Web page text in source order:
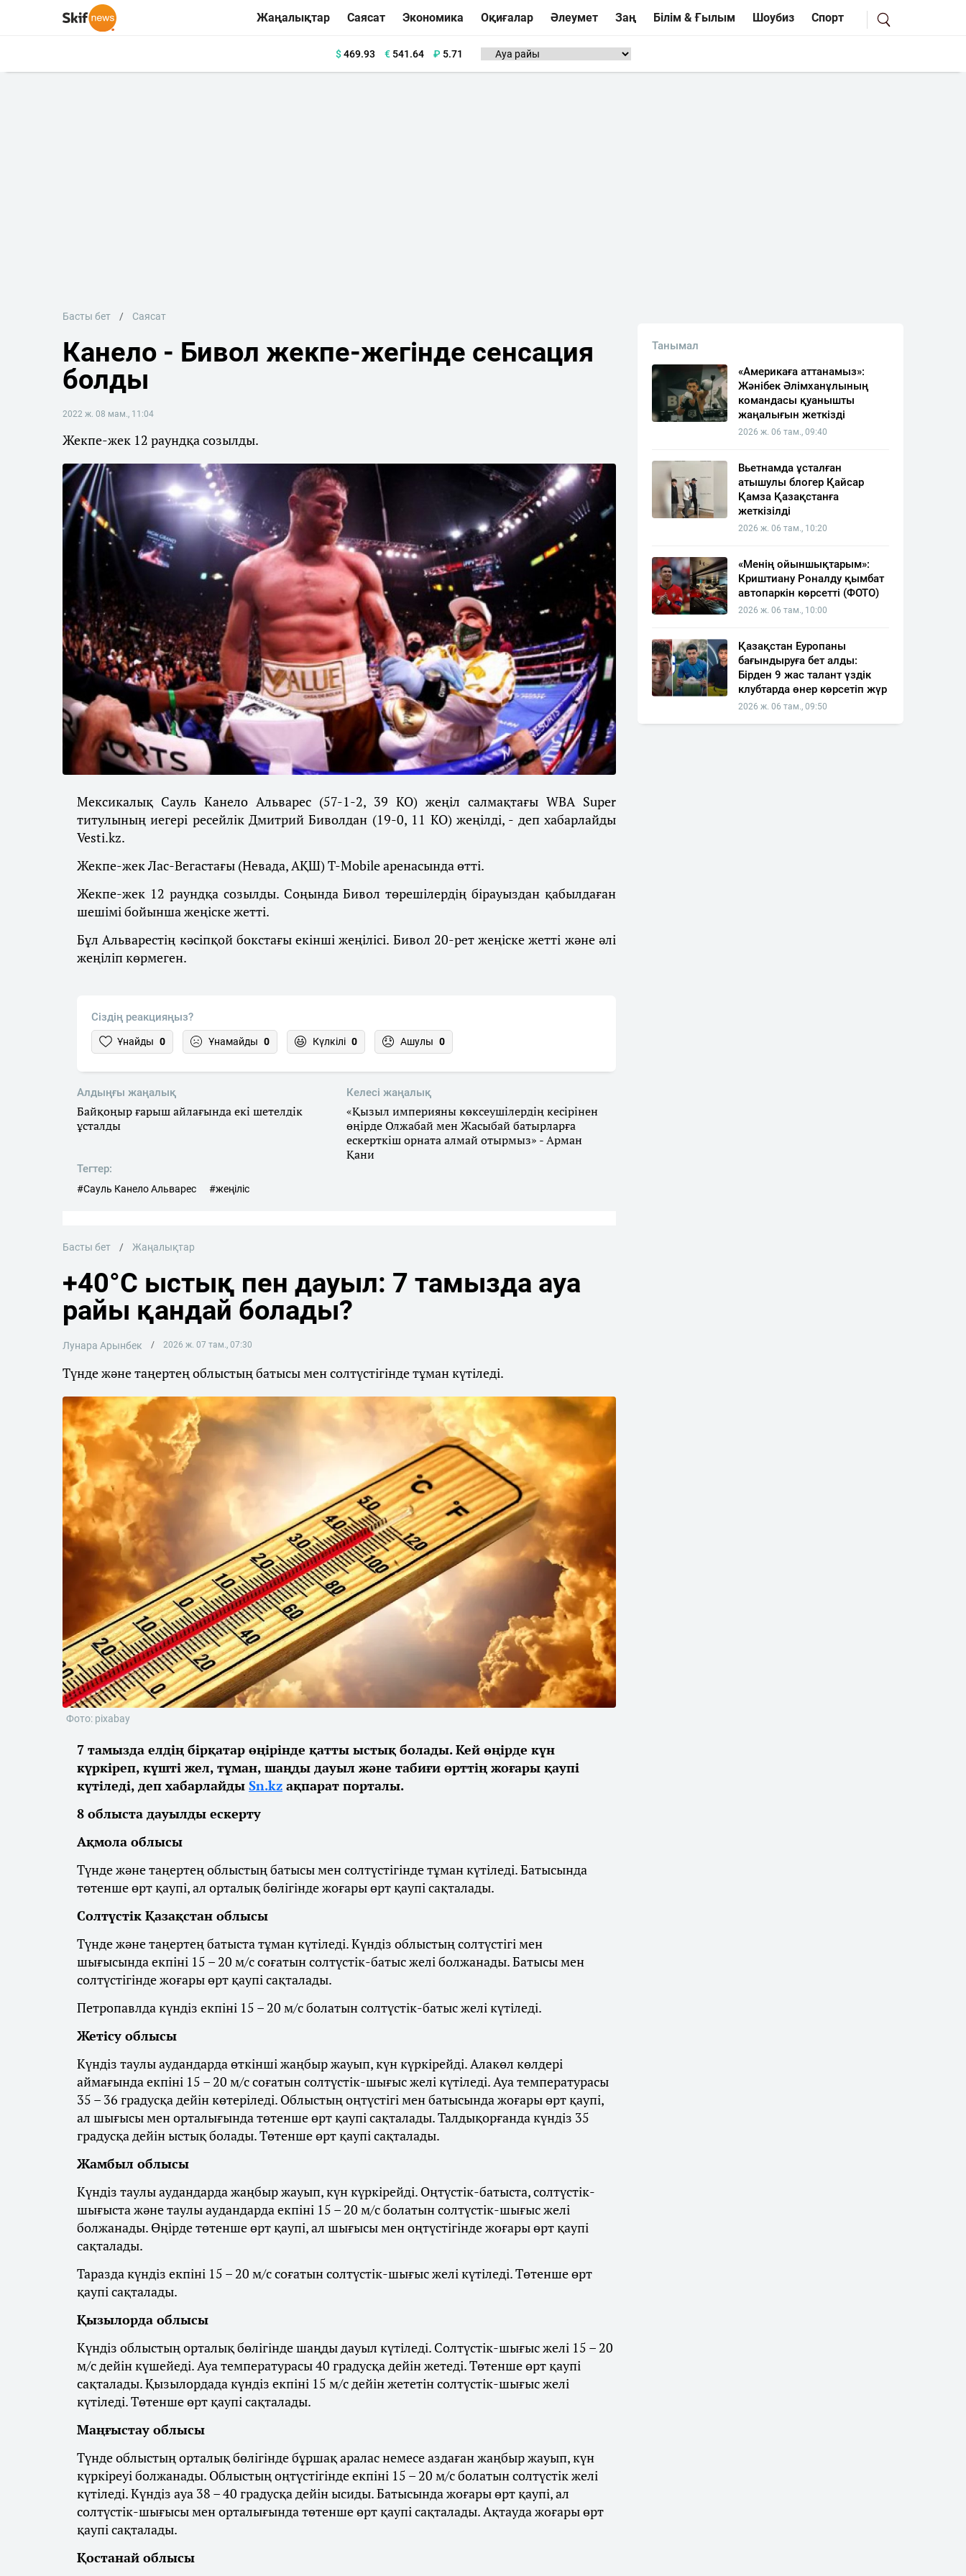
Жаңалықтар Саясат Экономика Оқиғалар Әлеумет Заң Білім & Ғылым Шоубиз Спорт
$469.93 €541.64 ₽ 5.71
Басты бет Саясат
Канело - Бивол жекпе-жегінде сенсация
болды
2022 ж. 08 мам., 11:04
Жекпе-жек 12 раундқа созылды.
Мексикалық Сауль Канело Альварес (57-1-2, 39 KO) жеңіл салмақтағы WBA Super
титулының иегері ресейлік Дмитрий Биволдан (19-0, 11 КО) жеңілді, - деп хабарлайды
Vesti.kz.
Жекпе-жек Лас-Вегастағы (Невада, АҚШ) T-Mobile аренасында өтті.
Жекпе-жек 12 раундқа созылды. Соңында Бивол төрешілердің бірауыздан қабылдаған
шешімі бойынша жеңіске жетті.
Бұл Альварестің кәсіпқой бокстағы екінші жеңілісі. Бивол 20-рет жеңіске жетті және әлі
жеңіліп көрмеген.
Сіздің реакцияңыз?
Ұнайды 0 Ұнамайды 0 Күлкілі 0 Ашулы 0
Алдыңғы жаңалық
Байқоңыр ғарыш айлағында екі шетелдік
ұсталды
Келесі жаңалық
«Қызыл империяны көксеушілердің кесірінен
өңірде Олжабай мен Жасыбай батырларға
ескерткіш орната алмай отырмыз» - Арман
Қани
Тегтер:
#Сауль Канело Альварес #жеңіліс
Басты бет Жаңалықтар
+40°C ыстық пен дауыл: 7 тамызда ауа
райы қандай болады?
Лунара Арынбек 2026 ж. 07 там., 07:30
Түнде және таңертең облыстың батысы мен солтүстігінде тұман күтіледі.
Фото: pixabay
7 тамызда елдің бірқатар өңірінде қатты ыстық болады. Кей өңірде күн
күркіреп, күшті жел, тұман, шаңды дауыл және табиғи өрттің жоғары қаупі
күтіледі, деп хабарлайды Sn.kz ақпарат порталы.
8 облыста дауылды ескерту
Ақмола облысы
Түнде және таңертең облыстың батысы мен солтүстігінде тұман күтіледі. Батысында
төтенше өрт қаупі, ал орталық бөлігінде жоғары өрт қаупі сақталады.
Солтүстік Қазақстан облысы
Түнде және таңертең батыста тұман күтіледі. Күндіз облыстың солтүстігі мен
шығысында екпіні 15 – 20 м/с соғатын солтүстік-батыс желі болжанады. Батысы мен
солтүстігінде жоғары өрт қаупі сақталады.
Петропавлда күндіз екпіні 15 – 20 м/с болатын солтүстік-батыс желі күтіледі.
Жетісу облысы
Күндіз таулы аудандарда өткінші жаңбыр жауып, күн күркірейді. Алакөл көлдері
аймағында екпіні 15 – 20 м/с соғатын солтүстік-шығыс желі күтіледі. Ауа температурасы
35 – 36 градусқа дейін көтеріледі. Облыстың оңтүстігі мен батысында жоғары өрт қаупі,
ал шығысы мен орталығында төтенше өрт қаупі сақталады. Талдықорғанда күндіз 35
градусқа дейін ыстық болады. Төтенше өрт қаупі сақталады.
Жамбыл облысы
Күндіз таулы аудандарда жаңбыр жауып, күн күркірейді. Оңтүстік-батыста, солтүстік-
шығыста және таулы аудандарда екпіні 15 – 20 м/с болатын солтүстік-шығыс желі
болжанады. Өңірде төтенше өрт қаупі, ал шығысы мен оңтүстігінде жоғары өрт қаупі
сақталады.
Таразда күндіз екпіні 15 – 20 м/с соғатын солтүстік-шығыс желі күтіледі. Төтенше өрт
қаупі сақталады.
Қызылорда облысы
Күндіз облыстың орталық бөлігінде шаңды дауыл күтіледі. Солтүстік-шығыс желі 15 – 20
м/с дейін күшейеді. Ауа температурасы 40 градусқа дейін жетеді. Төтенше өрт қаупі
сақталады. Қызылордада күндіз екпіні 15 м/с дейін жететін солтүстік-шығыс желі
күтіледі. Төтенше өрт қаупі сақталады.
Маңғыстау облысы
Түнде облыстың орталық бөлігінде бұршақ аралас немесе аздаған жаңбыр жауып, күн
күркіреуі болжанады. Облыстың оңтүстігінде екпіні 15 – 20 м/с болатын солтүстік желі
күтіледі. Күндіз ауа 38 – 40 градусқа дейін ысиды. Батысында жоғары өрт қаупі, ал
солтүстік-шығысы мен орталығында төтенше өрт қаупі сақталады. Ақтауда жоғары өрт
қаупі сақталады.
Қостанай облысы
Танымал
«Америкаға аттанамыз»:
Жәнібек Әлімханұлының
командасы қуанышты
жаңалығын жеткізді
2026 ж. 06 там., 09:40
Вьетнамда ұсталған
атышулы блогер Қайсар
Қамза Қазақстанға
жеткізілді
2026 ж. 06 там., 10:20
«Менің ойыншықтарым»:
Криштиану Роналду қымбат
автопаркін көрсетті (ФОТО)
2026 ж. 06 там., 10:00
Қазақстан Еуропаны
бағындыруға бет алды:
Бірден 9 жас талант үздік
клубтарда өнер көрсетіп жүр
2026 ж. 06 там., 09:50